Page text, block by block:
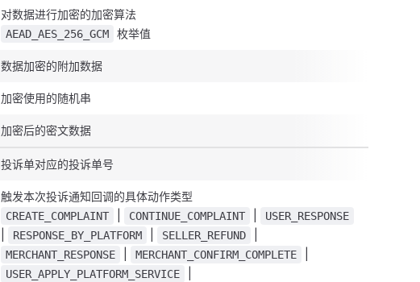
对数据进行加密的加密算法
AEAD_AES_256_GCM 枚举值
数据加密的附加数据
加密使用的随机串
加密后的密文数据
投诉单对应的投诉单号
触发本次投诉通知回调的具体动作类型
CREATE_COMPLAINT CONTINUE_COMPLAINT USER_RESPONSE
RESPONSE_BY_PLATFORM SELLER_REFUND
MERCHANT_RESPONSE MERCHANT_CONFIRM_COMPLETE
USER_APPLY_PLATFORM_SERVICE